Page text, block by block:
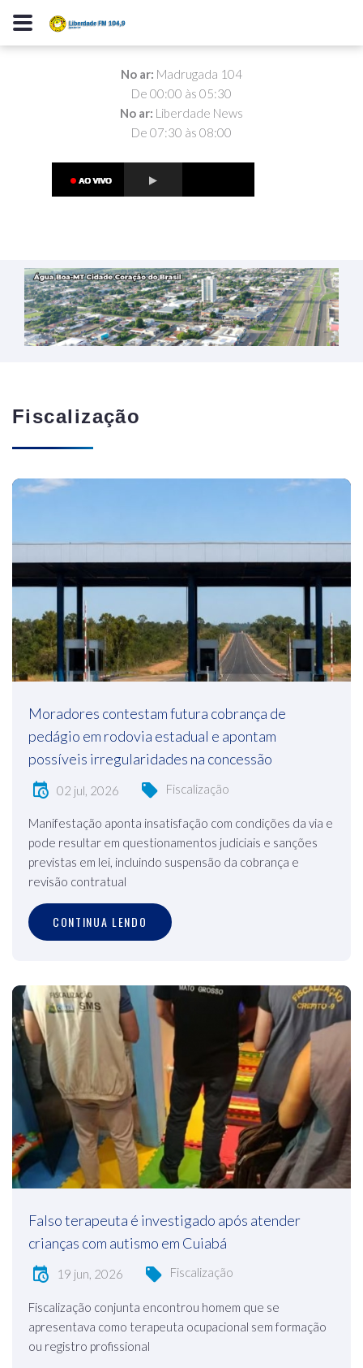
No ar: Madrugada 104
De 00:00 às 05:30
No ar: Liberdade News
De 07:30 às 08:00
Fiscalização
Moradores contestam futura cobrança de
pedágio em rodovia estadual e apontam
possíveis irregularidades na concessão
02 jul, 2026 Fiscalização
Manifestação aponta insatisfação com condições da via e
pode resultar em questionamentos judiciais e sanções
previstas em lei, incluindo suspensão da cobrança e
revisão contratual
CONTINUA LENDO
Falso terapeuta é investigado após atender
crianças com autismo em Cuiabá
19 jun, 2026 Fiscalização
Fiscalização conjunta encontrou homem que se
apresentava como terapeuta ocupacional sem formação
ou registro profissional